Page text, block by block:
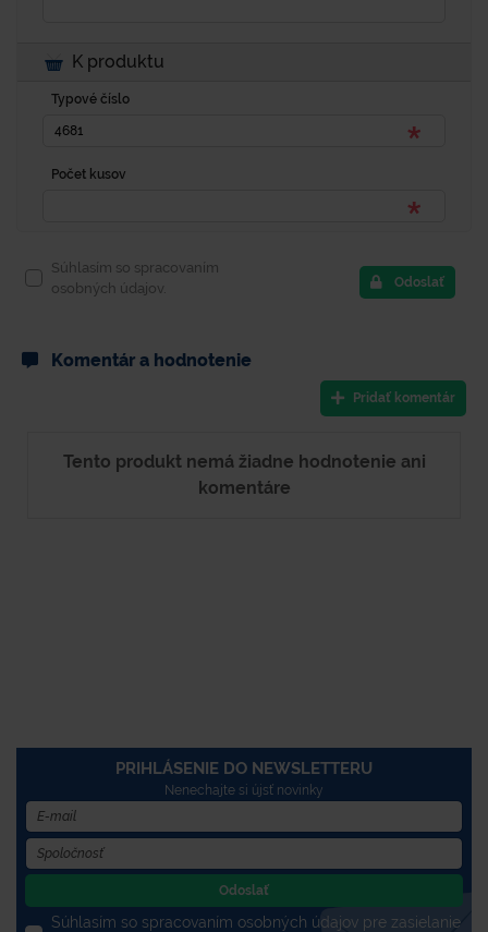
K produktu
Typové číslo
Počet kusov
Súhlasím so spracovaním
osobných údajov.
Odoslať
Komentár a hodnotenie
Pridať komentár
Tento produkt nemá žiadne hodnotenie ani
komentáre
PRIHLÁSENIE DO NEWSLETTERU
Nenechajte si újsť novinky
Odoslať
Súhlasím so spracovaním osobných údajov pre zasielanie